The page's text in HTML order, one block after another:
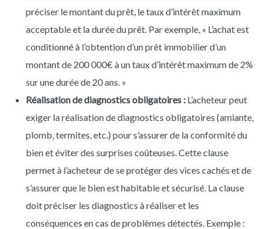
préciser le montant du prêt, le taux d’intérêt maximum
acceptable et la durée du prêt. Par exemple, « L’achat est
conditionné à l’obtention d’un prêt immobilier d’un
montant de 200 000€ à un taux d’intérêt maximum de 2%
sur une durée de 20 ans. »
Réalisation de diagnostics obligatoires : L’acheteur peut
exiger la réalisation de diagnostics obligatoires (amiante,
plomb, termites, etc.) pour s’assurer de la conformité du
bien et éviter des surprises coûteuses. Cette clause
permet à l’acheteur de se protéger des vices cachés et de
s’assurer que le bien est habitable et sécurisé. La clause
doit préciser les diagnostics à réaliser et les
conséquences en cas de problèmes détectés. Exemple :